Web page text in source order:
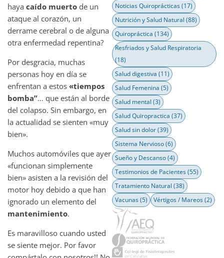
haya caído muerto de un
ataque al corazón, un
derrame cerebral o de alguna
otra enfermedad repentina?
Por desgracia, muchas
personas hoy en día se
enfrentan a estos «tiempos
bomba”… que están al borde
del colapso. Sin embargo, en
la actualidad se sienten «muy
bien».
Muchos automóviles que ayer
«funcionan simplemente
bien» asisten a la revisión del
motor hoy debido a que han
ignorado un elemento del
mantenimiento.
Es maravilloso cuando usted
se siente mejor. Por favor
Noticias Quiroprácticas(17)
Nutrición y Salud Natural (88)
Quiropráctica (134)
Resfriados y Salud Respiratoria
(18)
Salud digestiva (11)
Salud Femenina (5)
Salud mental (3)
Salud Quiropractica (37)
Salud sin dolor(39)
Sistema Nervioso(6)
Sueño y Descanso(4)
Testimonios de Pacientes(55)
Tratamiento Natural (38)
Vacunas(5) Vértigos / Mareos(2)